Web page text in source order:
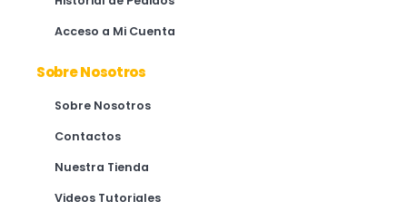
Acceso a Mi Cuenta
Sobre Nosotros
Sobre Nosotros
Contactos
Nuestra Tienda
Videos Tutoriales